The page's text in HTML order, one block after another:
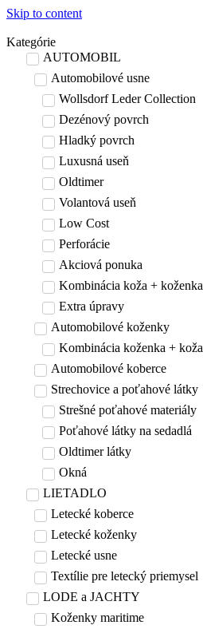
Skip to content
Kategórie
AUTOMOBIL
Automobilové usne
Wollsdorf Leder Collection
Dezénový povrch
Hladký povrch
Luxusná useň
Oldtimer
Volantová useň
Low Cost
Perforácie
Akciová ponuka
Kombinácia koža + koženka
Extra úpravy
Automobilové koženky
Kombinácia koženka + koža
Automobilové koberce
Strechovice a poťahové látky
Strešné poťahové materiály
Poťahové látky na sedadlá
Oldtimer látky
Okná
LIETADLO
Letecké koberce
Letecké koženky
Letecké usne
Textílie pre letecký priemysel
LODE a JACHTY
Koženky maritime